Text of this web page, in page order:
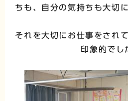
ちも、自分の気持ちも大切
それを大切にお仕事をされ
印象的でし